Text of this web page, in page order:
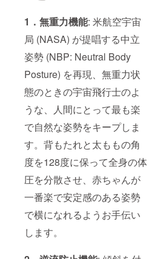
1．無重力機能: 米航空宇宙
局 (NASA) が提唱する中立
姿勢 (NBP: Neutral Body
Posture) を再現、無重力状
態のときの宇宙飛行士のよ
うな、人間にとって最も楽
で自然な姿勢をキープしま
す。背もたれと太ももの角
度を128度に保って全身の体
圧を分散させ、赤ちゃんが
一番楽で安定感のある姿勢
で横になれるようお手伝い
します。